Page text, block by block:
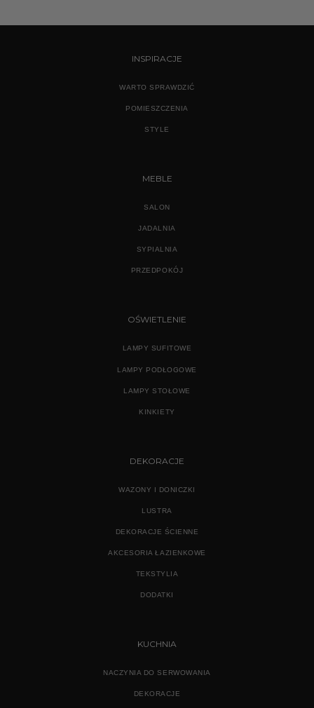
INSPIRACJE
WARTO SPRAWDZIĆ
POMIESZCZENIA
STYLE
MEBLE
SALON
JADALNIA
SYPIALNIA
PRZEDPOKÓJ
OŚWIETLENIE
LAMPY SUFITOWE
LAMPY PODŁOGOWE
LAMPY STOŁOWE
KINKIETY
DEKORACJE
WAZONY I DONICZKI
LUSTRA
DEKORACJE ŚCIENNE
AKCESORIA ŁAZIENKOWE
TEKSTYLIA
DODATKI
KUCHNIA
NACZYNIA DO SERWOWANIA
DEKORACJE